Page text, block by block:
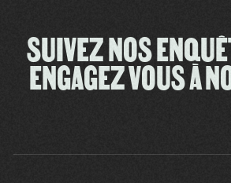
SUIVEZ NOS
ENGAGEZ VOUS À